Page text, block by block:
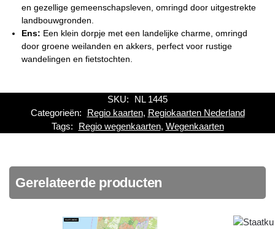
en gezellige gemeenschapsleven, omringd door uitgestrekte
landbouwgronden.
Ens: Een klein dorpje met een landelijke charme, omringd
door groene weilanden en akkers, perfect voor rustige
wandelingen en fietstochten.
SKU:
NL 1445
Categorieën:
Regio kaarten, Regiokaarten Nederland
Tags:
Regio wegenkaarten, Wegenkaarten
Gerelateerde producten